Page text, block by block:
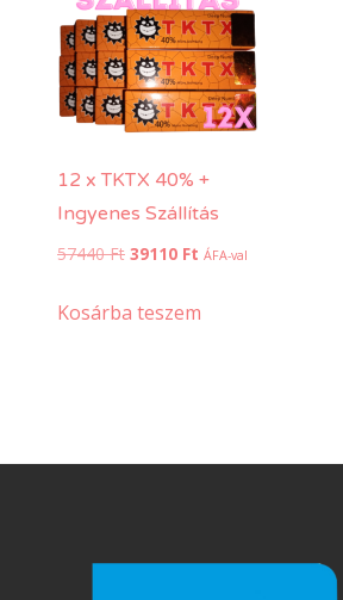
12 x TKTX 40% +
Ingyenes Szállítás
57440Ft Original
was:
39110 Ft Current
is:
ÁFA-val
Kosárba teszem